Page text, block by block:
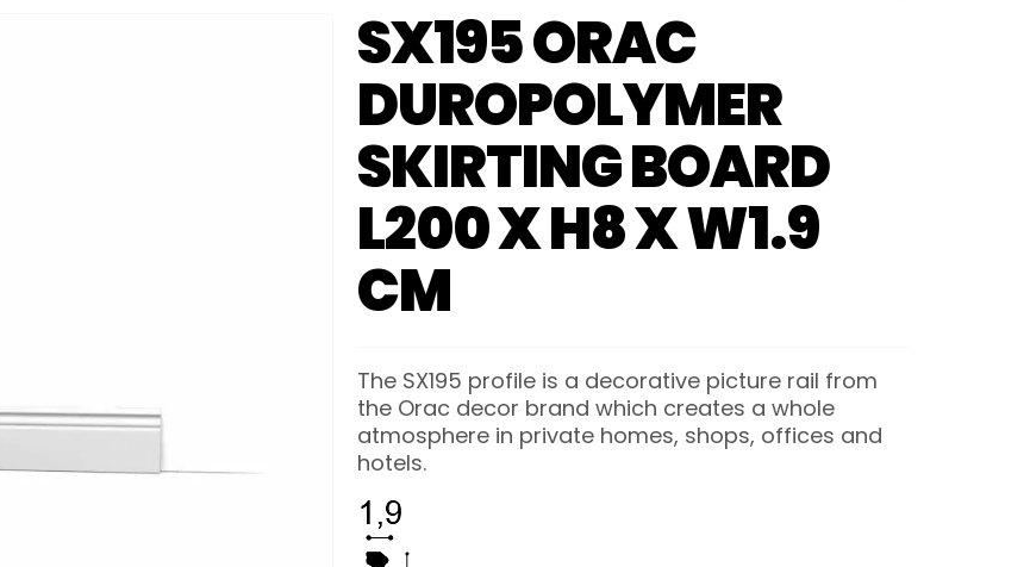
SX195 ORAC
DUROPOLYMER
SKIRTING BOARD
L200 X H8 X W1.9
CM
The SX195 profile is a decorative picture rail from
the Orac decor brand which creates a whole
atmosphere in private homes, shops, offices and
hotels.